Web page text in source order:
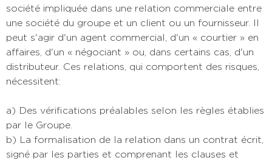
société impliquée dans une relation commerciale entre
une société du groupe et un client ou un fournisseur. Il
peut s'agir d'un agent commercial, d'un « courtier » en
affaires, d'un « négociant » ou, dans certains cas, d'un
distributeur. Ces relations, qui comportent des risques,
nécessitent:
a) Des vérifications préalables selon les règles établies
par le Groupe.
b) La formalisation de la relation dans un contrat écrit,
signé par les parties et comprenant les clauses et